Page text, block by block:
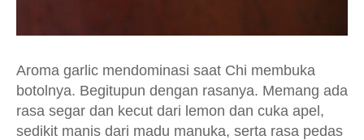
Aroma garlic mendominasi saat Chi membuka
botolnya. Begitupun dengan rasanya. Memang ada
rasa segar dan kecut dari lemon dan cuka apel,
sedikit manis dari madu manuka, serta rasa pedas